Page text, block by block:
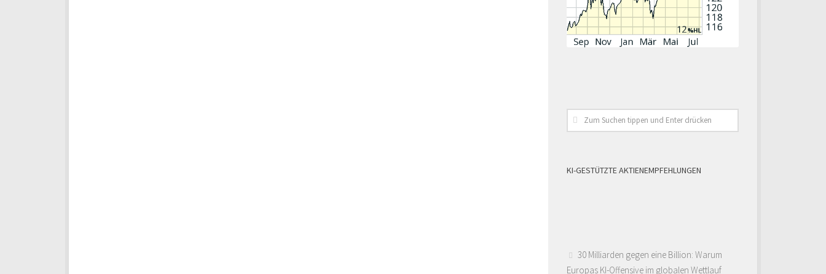
KI-GESTÜTZTE AKTIENEMPFEHLUNGEN
30 Milliarden gegen eine Billion: Warum
Europas KI-Offensive im globalen Wettlauf